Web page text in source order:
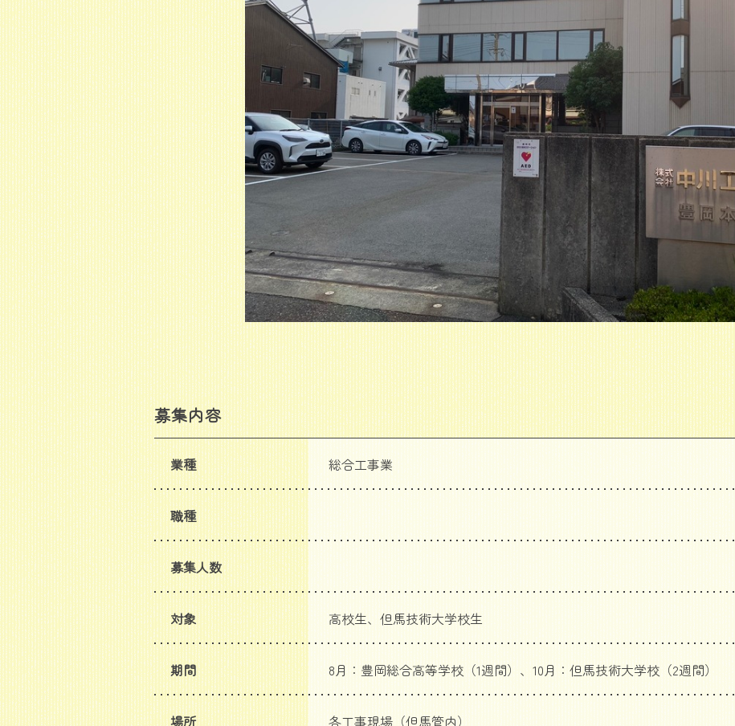
カブシキガイシャ ナカガワコウムテン
株式会社 中川工務店
総合建設業
企業情報はこちら
募集内容
業種 総合工事業
職種
募集人数
対象 高校生、但馬技術大学校生
期間 8月：豊岡総合高等学校（1週間）、10月：但馬技術大学校（2週間）
場所 各工事現場（但馬管内）